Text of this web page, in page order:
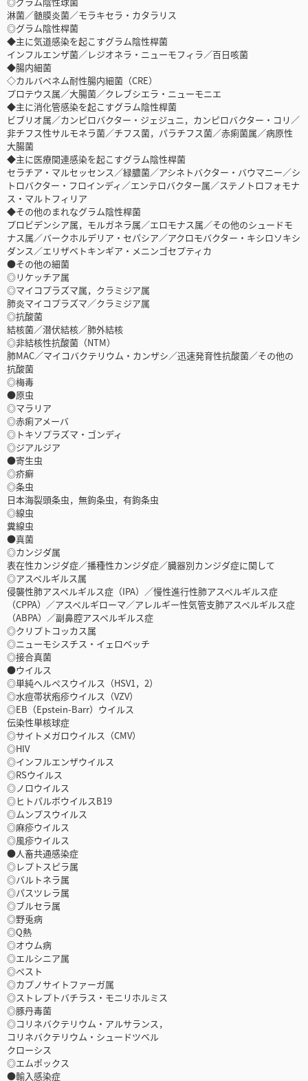
淋菌／髄膜炎菌／モラキセラ・カタラリス
◎グラム陰性桿菌
◆主に気道感染を起こすグラム陰性桿菌
インフルエンザ菌／レジオネラ・ニューモフィラ／百日咳菌
◆腸内細菌
◇カルバペネム耐性腸内細菌（CRE）
プロテウス属／大腸菌／クレブシエラ・ニューモニエ
◆主に消化管感染を起こすグラム陰性桿菌
ビブリオ属／カンピロバクター・ジェジュニ，カンピロバクター・コリ／
非チフス性サルモネラ菌／チフス菌，パラチフス菌／赤痢菌属／病原性
大腸菌
◆主に医療関連感染を起こすグラム陰性桿菌
セラチア・マルセッセンス／緑膿菌／アシネトバクター・バウマニー／シ
トロバクター・フロインディ／エンテロバクター属／ステノトロフォモナ
ス・マルトフィリア
◆その他のまれなグラム陰性桿菌
プロビデンシア属，モルガネラ属／エロモナス属／その他のシュードモ
ナス属／バークホルデリア・セパシア／アクロモバクター・キシロソキシ
ダンス／エリザベトキンギア・メニンゴセプティカ
●その他の細菌
◎リケッチア属
◎マイコプラズマ属，クラミジア属
肺炎マイコプラズマ／クラミジア属
◎抗酸菌
結核菌／潜伏結核／肺外結核
◎非結核性抗酸菌（NTM）
肺MAC／マイコバクテリウム・カンザシ／迅速発育性抗酸菌／その他の
抗酸菌
◎梅毒
●原虫
◎マラリア
◎赤痢アメーバ
◎トキソプラズマ・ゴンディ
◎ジアルジア
●寄生虫
◎疥癬
◎条虫
日本海裂頭条虫，無鉤条虫，有鉤条虫
◎線虫
糞線虫
●真菌
◎カンジダ属
表在性カンジダ症／播種性カンジダ症／臓器別カンジダ症に関して
◎アスペルギルス属
侵襲性肺アスペルギルス症（IPA）／慢性進行性肺アスペルギルス症
（CPPA）／アスペルギローマ／アレルギー性気管支肺アスペルギルス症
（ABPA）／副鼻腔アスペルギルス症
◎クリプトコッカス属
◎ニューモシスチス・イェロベッチ
◎接合真菌
●ウイルス
◎単純ヘルペスウイルス（HSV1，2）
◎水痘帯状疱疹ウイルス（VZV）
◎EB（Epstein-Barr）ウイルス
伝染性単核球症
◎サイトメガロウイルス（CMV）
◎HIV
◎インフルエンザウイルス
◎RSウイルス
◎ノロウイルス
◎ヒトパルボウイルスB19
◎ムンプスウイルス
◎麻疹ウイルス
◎風疹ウイルス
●人畜共通感染症
◎レプトスピラ属
◎バルトネラ属
◎パスツレラ属
◎ブルセラ属
◎野兎病
◎Q熱
◎オウム病
◎エルシニア属
◎ペスト
◎カプノサイトファーガ属
◎ストレプトバチラス・モニリホルミス
◎豚丹毒菌
◎コリネバクテリウム・アルサランス，
コリネバクテリウム・シュードツベル
クローシス
◎エムポックス
●輸入感染症